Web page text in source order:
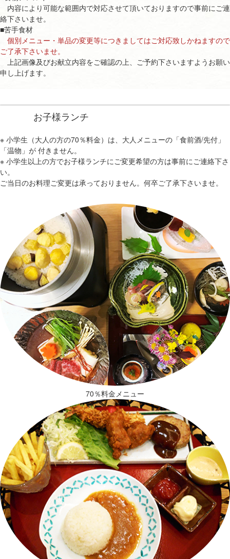
内容により可能な範囲内で対応させて頂いておりますので事前にご連
絡下さいませ。
■苦手食材
個別メニュー・単品の変更等につきましてはご対応致しかねますので
ご了承下さいませ。
上記画像及びお献立内容をご確認の上、ご予約下さいますようお願い
申し上げます。
お子様ランチ
※ 小学生（大人の方の70％料金）は、大人メニューの「食前酒/先付」
「温物」が 付きません。
※ 小学生以上の方でお子様ランチにご変更希望の方は事前にご連絡下さ
い。
ご当日のお料理ご変更は承っておりません。何卒ご了承下さいませ。
70％料金メニュー